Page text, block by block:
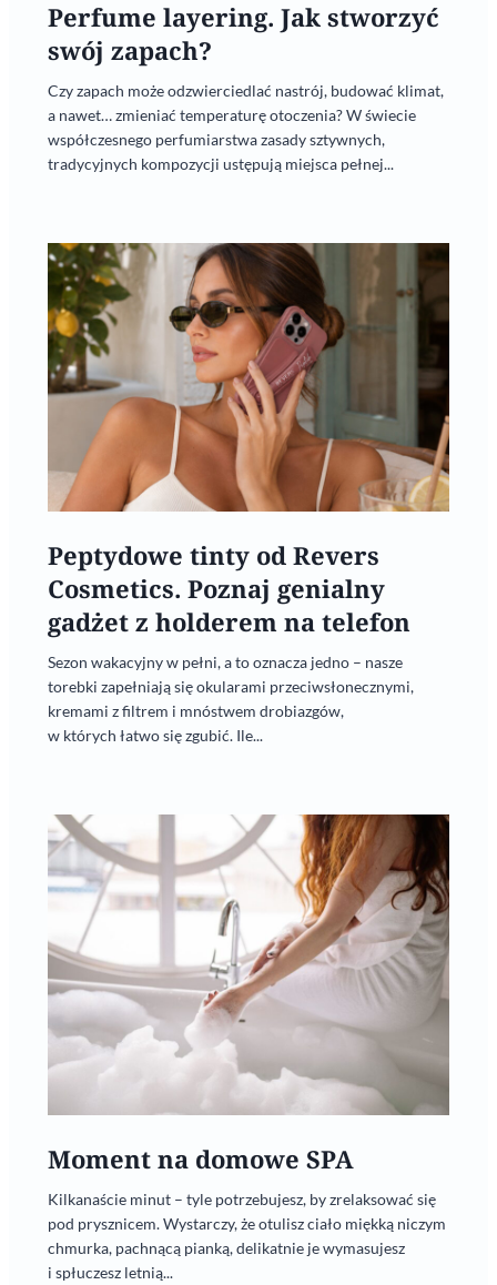
Perfume layering. Jak stworzyć
swój zapach?
Czy zapach może odzwierciedlać nastrój, budować klimat,
a nawet… zmieniać temperaturę otoczenia? W świecie
współczesnego perfumiarstwa zasady sztywnych,
tradycyjnych kompozycji ustępują miejsca pełnej...
Peptydowe tinty od Revers
Cosmetics. Poznaj genialny
gadżet z holderem na telefon
Sezon wakacyjny w pełni, a to oznacza jedno – nasze
torebki zapełniają się okularami przeciwsłonecznymi,
kremami z filtrem i mnóstwem drobiazgów,
w których łatwo się zgubić. Ile...
Moment na domowe SPA
Kilkanaście minut – tyle potrzebujesz, by zrelaksować się
pod prysznicem. Wystarczy, że otulisz ciało miękką niczym
chmurka, pachnącą pianką, delikatnie je wymasujesz
i spłuczesz letnią...